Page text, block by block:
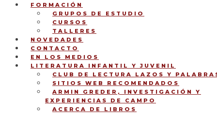
FORMACIÓN
GRUPOS DE ESTUDIO
CURSOS
TALLERES
NOVEDADES
CONTACTO
EN LOS MEDIOS
LITERATURA INFANTIL Y JUVENIL
CLUB DE LECTURA LAZOS Y
SITIOS WEB RECOMENDADOS
ARMIN GREDER, INVESTIGACIÓN Y
EXPERIENCIAS DE CAMPO
ACERCA DE LIBROS